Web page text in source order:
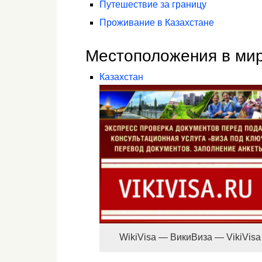
Путешествие за границу
Проживание в Казахстане
Местоположения в
Казахстан
WikiVisa — ВикиВиза — VikiVisa